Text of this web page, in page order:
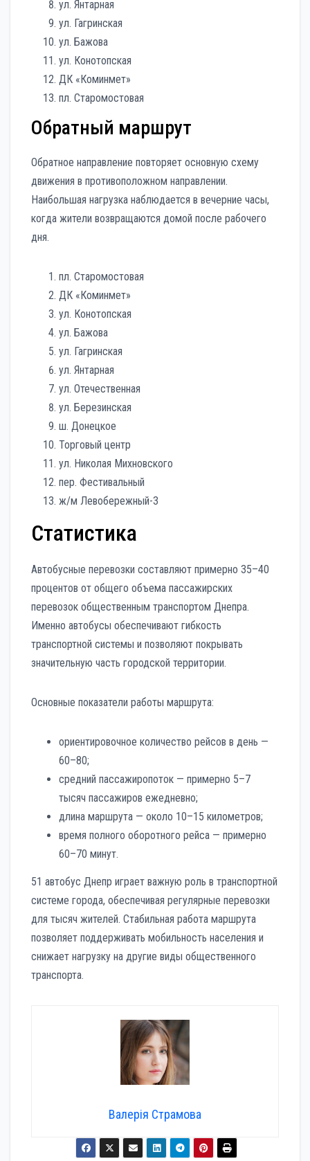
ул. Янтарная
ул. Гагринская
ул. Бажова
ул. Конотопская
ДК «Коминмет»
пл. Старомостовая
Обратный маршрут
Обратное направление повторяет основную схему
движения в противоположном направлении.
Наибольшая нагрузка наблюдается в вечерние часы,
когда жители возвращаются домой после рабочего
дня.
пл. Старомостовая
ДК «Коминмет»
ул. Конотопская
ул. Бажова
ул. Гагринская
ул. Янтарная
ул. Отечественная
ул. Березинская
ш. Донецкое
Торговый центр
ул. Николая Михновского
пер. Фестивальный
ж/м Левобережный-3
Статистика
Автобусные перевозки составляют примерно 35–40
процентов от общего объема пассажирских
перевозок общественным транспортом Днепра.
Именно автобусы обеспечивают гибкость
транспортной системы и позволяют покрывать
значительную часть городской территории.
Основные показатели работы маршрута:
ориентировочное количество рейсов в день —
60–80;
средний пассажиропоток — примерно 5–7
тысяч пассажиров ежедневно;
длина маршрута — около 10–15 километров;
время полного оборотного рейса — примерно
60–70 минут.
51 автобус Днепр играет важную роль в транспортной
системе города, обеспечивая регулярные перевозки
для тысяч жителей. Стабильная работа маршрута
позволяет поддерживать мобильность населения и
снижает нагрузку на другие виды общественного
транспорта.
Валерія Страмова